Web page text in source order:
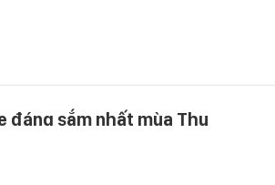
đáng sắm nhất mùa Thu